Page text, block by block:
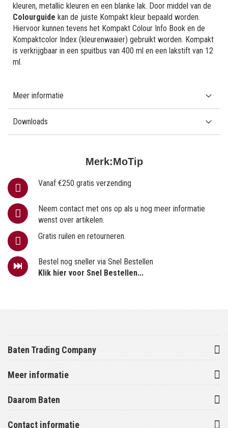
Merk:MoTip
Vanaf €250 gratis verzending
Neem contact met ons op als u nog meer informatie
wenst over artikelen.
Gratis ruilen en retourneren.
Bestel nog sneller via Snel Bestellen
Klik hier voor Snel Bestellen...
kleuren, metallic kleuren en een blanke lak. Door middel van de
Colourguide kan de juiste Kompakt kleur bepaald worden.
Hiervoor kunnen tevens het Kompakt Colour Info Book en de
Kompaktcolor Index (kleurenwaaier) gebruikt worden. Kompakt
is verkrijgbaar in een spuitbus van 400 ml en een lakstift van 12
ml.
Meer informatie
Downloads
Baten Trading Company
Meer informatie
Daarom Baten
Contact informatie